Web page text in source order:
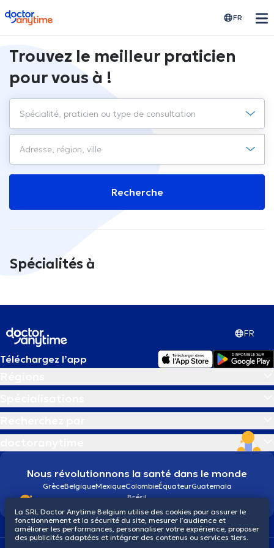
doctoranytime FR
Trouvez le meilleur praticien
pour vous à !
Recherche
Spécialités à
FR
Téléchargez l’app
Nous révolutionnons la santé dans le monde
GrèceBelgiqueMexiqueColombieÉquateurGuatemala
Brésil
La SRL Doctor Anytime Belgium utilise des cookies pour assurer le
fonctionnement et la sécurité du site, mesurer l’audience et
améliorer les performances, personnaliser votre expérience, proposer
des publicités adaptées et intégrer des contenus ou services tiers.